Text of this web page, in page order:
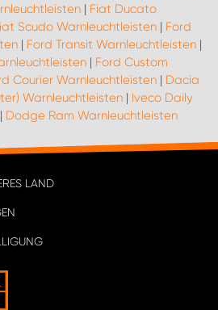
| Fiat Ducato
Scudo Warnleuchtleisten| Ford
| Ford Transit Warnleuchtleisten|
| Ford Custom
Courier Warnleuchtleisten | Dacia
Warnleuchtleisten| Iveco Daily
| Dodge Ram Warnleuchtleisten
LAND